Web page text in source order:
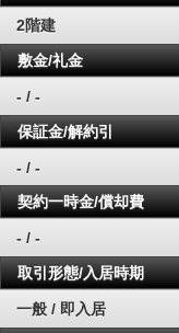
2階建
敷金/礼金
- / -
保証金/解約引
- / -
契約一時金/償却費
- / -
取引形態/入居時期
一般 / 即入居